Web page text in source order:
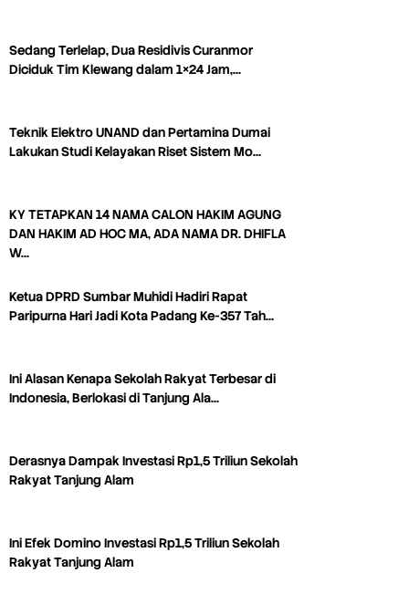
Sedang Terlelap, Dua Residivis Curanmor
Diciduk Tim Klewang dalam 1×24 Jam,…
Teknik Elektro UNAND dan Pertamina Dumai
Lakukan Studi Kelayakan Riset Sistem Mo…
KY TETAPKAN 14 NAMA CALON HAKIM AGUNG
DAN HAKIM AD HOC MA, ADA NAMA DR. DHIFLA
W…
Ketua DPRD Sumbar Muhidi Hadiri Rapat
Paripurna Hari Jadi Kota Padang Ke-357 Tah…
Ini Alasan Kenapa Sekolah Rakyat Terbesar di
Indonesia, Berlokasi di Tanjung Ala…
Derasnya Dampak Investasi Rp1,5 Triliun Sekolah
Rakyat Tanjung Alam
Ini Efek Domino Investasi Rp1,5 Triliun Sekolah
Rakyat Tanjung Alam